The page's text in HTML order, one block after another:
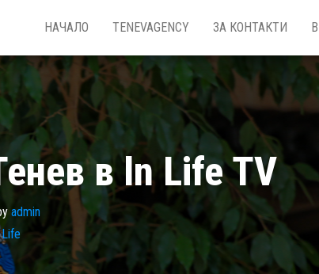
НАЧАЛО TENEVAGENCY ЗА КОНТАКТИ
в ln Life TV
admin